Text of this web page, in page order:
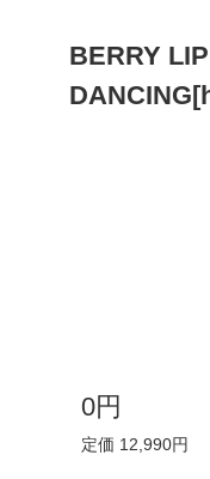
BERRY
0円
定価 12,990円